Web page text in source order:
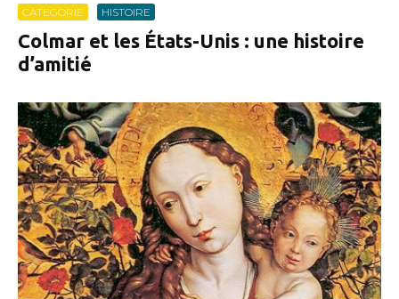
CATEGORIE HISTOIRE
Colmar et les États-Unis : une histoire
d’amitié